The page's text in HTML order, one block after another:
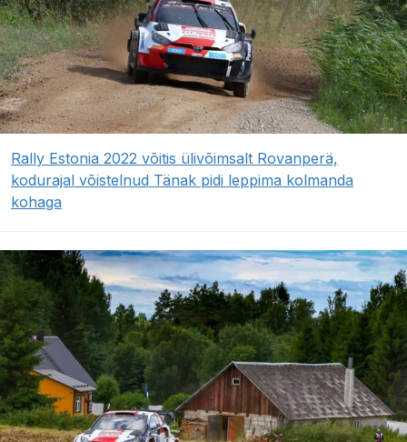
Rally Estonia 2022 võitis ülivõimsalt Rovanperä,
kodurajal võistelnud Tänak pidi leppima kolmanda
kohaga